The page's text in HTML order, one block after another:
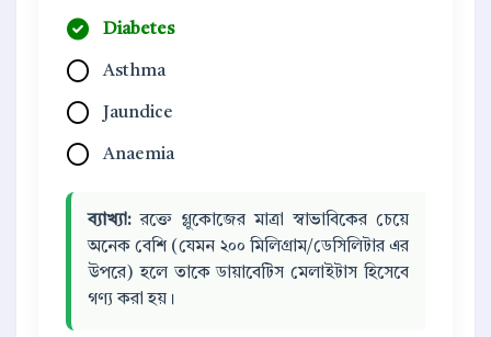
Diabetes
Asthma
Jaundice
Anaemia
ব্যাখ্যা: রক্তে গ্লুকোজের মাত্রা স্বাভাবিকের চেয়ে
অনেক বেশি (যেমন ২০০ মিলিগ্রাম/ডেসিলিটার এর
উপরে) হলে তাকে ডায়াবেটিস মেলাইটাস হিসেবে
গণ্য করা হয়।